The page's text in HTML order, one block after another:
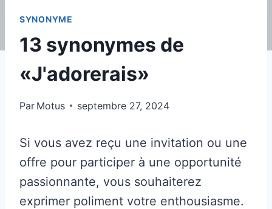
SYNONYME
13 synonymes de
«J'adorerais»
Par Motus septembre 27, 2024
Si vous avez reçu une invitation ou une
offre pour participer à une opportunité
passionnante, vous souhaiterez
exprimer poliment votre enthousiasme.